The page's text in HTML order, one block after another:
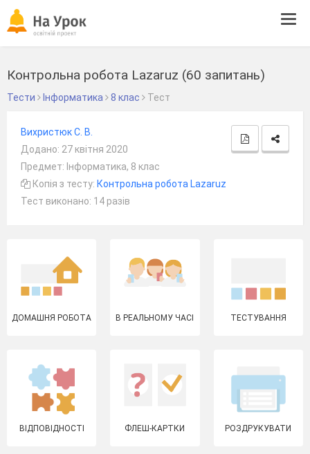
Контрольна робота Lazaruz (60 запитань)
Тести Інформатика 8 клас Тест
Вихристюк С. В.
Додано: 27 квітня 2020
Предмет: Інформатика, 8 клас
Копія з тесту: Контрольна робота Lazaruz
Тест виконано: 14 разів
ДОМАШНЯ РОБОТА В РЕАЛЬНОМУ ЧАСІ ТЕСТУВАННЯ
ВІДПОВІДНОСТІ ФЛЕШ-КАРТКИ РОЗДРУКУВАТИ